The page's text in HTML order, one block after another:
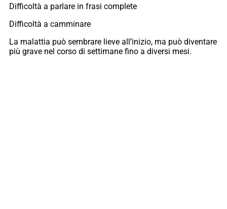
Difficoltà a parlare in frasi complete
Difficoltà a camminare
La malattia può sembrare lieve all’inizio, ma può diventare
più grave nel corso di settimane fino a diversi mesi.